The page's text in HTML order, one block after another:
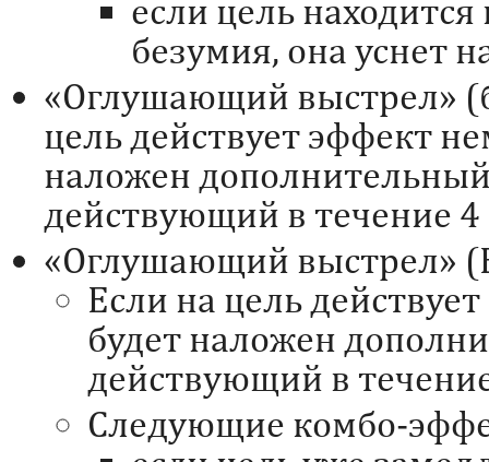
если цель
безумия, она уснет
«Оглушающий выстрел»
цель действует эффект
наложен
действующий в течение 4
«Оглушающий выстрел»
Если на цель
будет наложен
действующий в
Следующие комбо-